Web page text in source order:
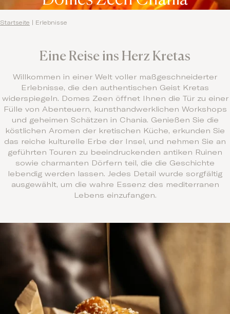
Startseite Erlebnisse
Eine Reise ins Herz Kretas
Willkommen in einer Welt voller maßgeschneiderter
Erlebnisse, die den authentischen Geist Kretas
widerspiegeln. Domes Zeen öffnet Ihnen die Tür zu einer
Fülle von Abenteuern, kunsthandwerklichen Workshops
und geheimen Schätzen in Chania. Genießen Sie die
köstlichen Aromen der kretischen Küche, erkunden Sie
das reiche kulturelle Erbe der Insel, und nehmen Sie an
geführten Touren zu beeindruckenden antiken Ruinen
sowie charmanten Dörfern teil, die die Geschichte
lebendig werden lassen. Jedes Detail wurde sorgfältig
ausgewählt, um die wahre Essenz des mediterranen
Lebens einzufangen.